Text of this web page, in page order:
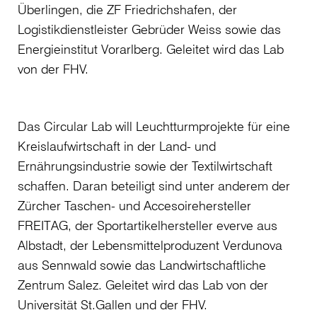
Überlingen, die ZF Friedrichshafen, der
Logistikdienstleister Gebrüder Weiss sowie das
Energieinstitut Vorarlberg. Geleitet wird das Lab
von der FHV.
Das Circular Lab will Leuchtturmprojekte für eine
Kreislaufwirtschaft in der Land- und
Ernährungsindustrie sowie der Textilwirtschaft
schaffen. Daran beteiligt sind unter anderem der
Zürcher Taschen- und Accesoirehersteller
FREITAG, der Sportartikelhersteller everve aus
Albstadt, der Lebensmittelproduzent Verdunova
aus Sennwald sowie das Landwirtschaftliche
Zentrum Salez. Geleitet wird das Lab von der
Universität St.Gallen und der FHV.